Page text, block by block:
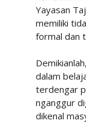
Yayasan
memiliki
formal dan
dalam
terdengar
nganggur
dikenal